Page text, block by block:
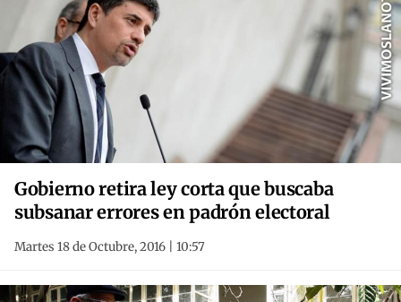
Gobierno retira ley corta que buscaba
subsanar errores en padrón electoral
Martes 18 de Octubre, 2016 | 10:57